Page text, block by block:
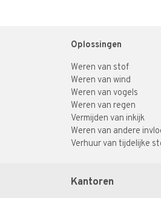
Oplossingen
Weren van stof
Weren van wind
Weren van vogels
Weren van regen
Vermijden van inkijk
Weren van andere
Verhuur van tijdelijke
Kantoren